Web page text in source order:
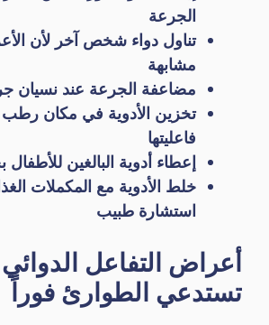
الجرعة
تناول دواء شخص آخر لأن
مشابهة
مضاعفة الجرعة عند نسيان
تخزين الأدوية في مكان رطب
فاعليتها
إعطاء أدوية البالغين
خلط الأدوية مع المكملات
استشارة طبيب
أعراض التفاعل
تستدعي الطوارئ فوراً